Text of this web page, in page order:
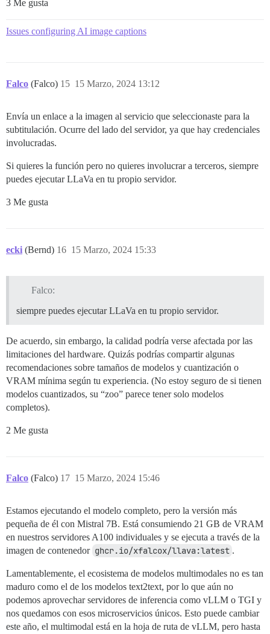
3 Me gusta
Issues configuring AI image captions
Falco (Falco) 15 Marzo, 2024 13:12
15
Envía un enlace a la imagen al servicio que seleccionaste para la
subtitulación. Ocurre del lado del servidor, ya que hay credenciales
involucradas.
Si quieres la función pero no quieres involucrar a terceros, siempre
puedes ejecutar LLaVa en tu propio servidor.
3 Me gusta
ecki (Bernd) 15 Marzo, 2024 15:33
16
Falco:
siempre puedes ejecutar LLaVa en tu propio servidor.
De acuerdo, sin embargo, la calidad podría verse afectada por las
limitaciones del hardware. Quizás podrías compartir algunas
recomendaciones sobre tamaños de modelos y cuantización o
VRAM mínima según tu experiencia. (No estoy seguro de si tienen
modelos cuantizados, su “zoo” parece tener solo modelos
completos).
2 Me gusta
Falco (Falco) 15 Marzo, 2024 15:46
17
Estamos ejecutando el modelo completo, pero la versión más
pequeña de él con Mistral 7B. Está consumiendo 21 GB de VRAM
en nuestros servidores A100 individuales y se ejecuta a través de la
imagen de contenedor ghcr.io/xfalcox/llava:latest .
Lamentablemente, el ecosistema de modelos multimodales no es tan
maduro como el de los modelos text2text, por lo que aún no
podemos aprovechar servidores de inferencia como vLLM o TGI y
nos quedamos con esos microservicios únicos. Esto puede cambiar
este año, el multimodal está en la hoja de ruta de vLLM, pero hasta